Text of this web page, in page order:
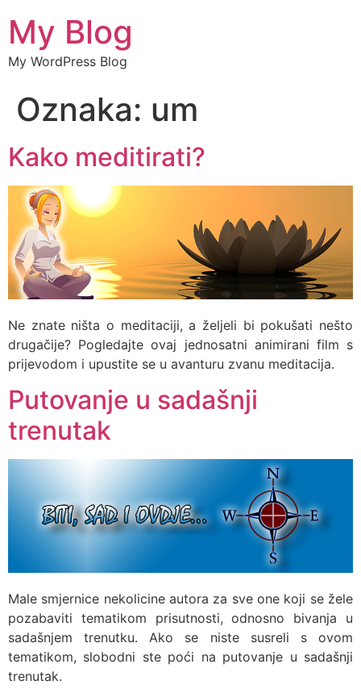
My Blog
My WordPress Blog
Oznaka: um
Kako meditirati?
Ne znate ništa o meditaciji, a željeli bi pokušati nešto
drugačije? Pogledajte ovaj jednosatni animirani film s
prijevodom i upustite se u avanturu zvanu meditacija.
Putovanje u sadašnji
trenutak
Male smjernice nekolicine autora za sve one koji se žele
pozabaviti tematikom prisutnosti, odnosno bivanja u
sadašnjem trenutku. Ako se niste susreli s ovom
tematikom, slobodni ste poći na putovanje u sadašnji
trenutak.